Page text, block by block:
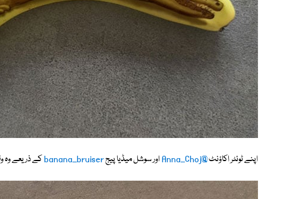
اپنے ٹوئٹر اکاؤنٹ@Anna_Choj اور سوشل میڈیا پیجbanana_bruiserکے ذریعے وہ